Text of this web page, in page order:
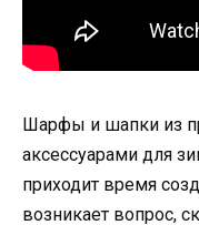
Шарфы и шапки из
аксессуарами для
приходит время
возникает вопрос,